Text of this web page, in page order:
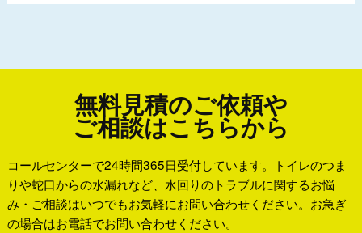
無料見積のご依頼や
ご相談はこちらから
コールセンターで24時間365日受付しています。トイレのつま
りや蛇口からの水漏れなど、水回りのトラブルに関するお悩
み・ご相談はいつでもお気軽にお問い合わせください。お急ぎ
の場合はお電話でお問い合わせください。